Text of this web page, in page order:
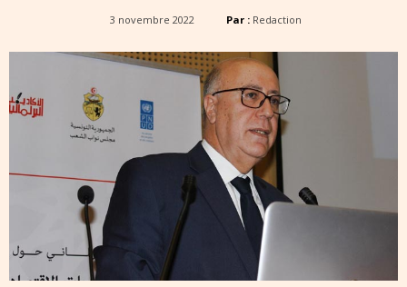
3 novembre 2022 Par : Redaction